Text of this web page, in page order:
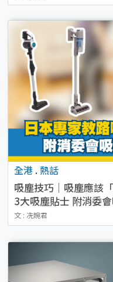
全港 . 熱話
吸塵技巧｜吸塵應該
3大吸塵貼士 附消委
文 : 冼婉君